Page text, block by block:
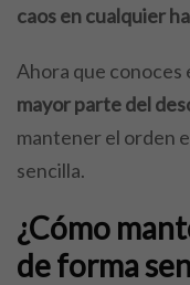
caos en cualquier
Ahora que conoces
mayor parte del
mantener el orden
sencilla.
¿Cómo
de forma